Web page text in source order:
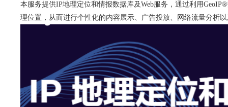
本服务提供IP地理定位和情报数据库及Web服务，通过利用
理位置，从而进行个性化的内容展示、广告投放、网络流量分析